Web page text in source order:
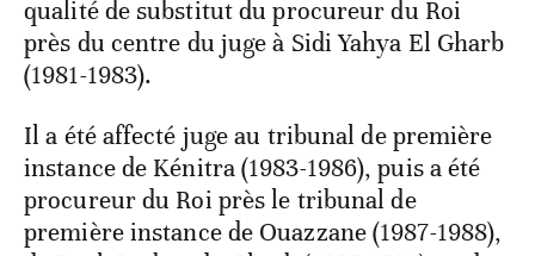
qualité de substitut du procureur du Roi
près du centre du juge à Sidi Yahya El Gharb
(1981-1983).
Il a été affecté juge au tribunal de première
instance de Kénitra (1983-1986), puis a été
procureur du Roi près le tribunal de
première instance de Ouazzane (1987-1988),